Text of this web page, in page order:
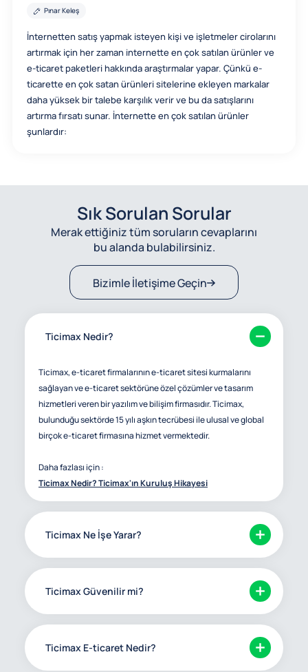
Pınar Keleş
İnternetten satış yapmak isteyen kişi ve işletmeler cirolarını
artırmak için her zaman internette en çok satılan ürünler ve
e-ticaret paketleri hakkında araştırmalar yapar. Çünkü e-
ticarette en çok satan ürünleri sitelerine ekleyen markalar
daha yüksek bir talebe karşılık verir ve bu da satışlarını
artırma fırsatı sunar. İnternette en çok satılan ürünler
şunlardır:
Sık Sorulan Sorular
Merak ettiğiniz tüm soruların cevaplarını
bu alanda bulabilirsiniz.
Bizimle İletişime Geçin
Ticimax Nedir?
Ticimax, e-ticaret firmalarının e-ticaret sitesi kurmalarını
sağlayan ve e-ticaret sektörüne özel çözümler ve tasarım
hizmetleri veren bir yazılım ve bilişim firmasıdır. Ticimax,
bulunduğu sektörde 15 yılı aşkın tecrübesi ile ulusal ve global
birçok e-ticaret firmasına hizmet vermektedir.
Daha fazlası için :
Ticimax Nedir? Ticimax'ın Kuruluş Hikayesi
Ticimax Ne İşe Yarar?
Ticimax Güvenilir mi?
Ticimax E-ticaret Nedir?